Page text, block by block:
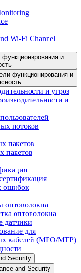
Wi-Fi Channel
функционирования и
функционирования и
и угроз
и
потоков
пакетов
пакетов
ошибок
оптоволокна
оптоволокна
датчики
для
кабелей (MPO/MTP)
Security
and Security